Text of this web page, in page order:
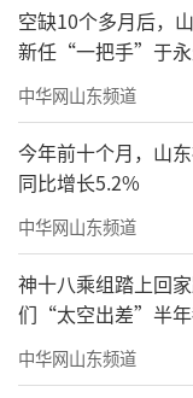
当集中。同时
资源，精准对
代文明实践中
儿童开展托管
行或联合利用
托管服务；社
科协、民政局
女儿童活动中
馆、美术馆、
与学生托管服
空缺10个多月后，
新任“一把手”于
中华网山东频道
今年前十个月，山
同比增长5.2%
中华网山东频道
神十八乘组踏上回
们“太空出差”半年
中华网山东频道